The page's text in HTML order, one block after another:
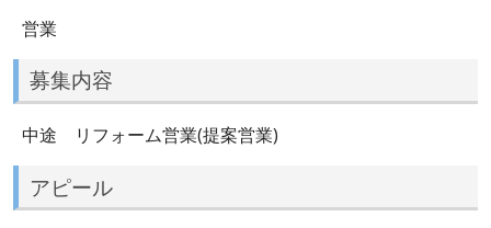
営業
募集内容
中途 リフォーム営業(提案営業)
アピール